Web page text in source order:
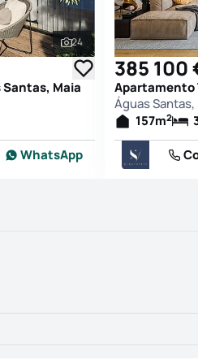
Ver todas as
24
Maia
WhatsApp
385 100
Apartamento
Águas Santas,
157m2